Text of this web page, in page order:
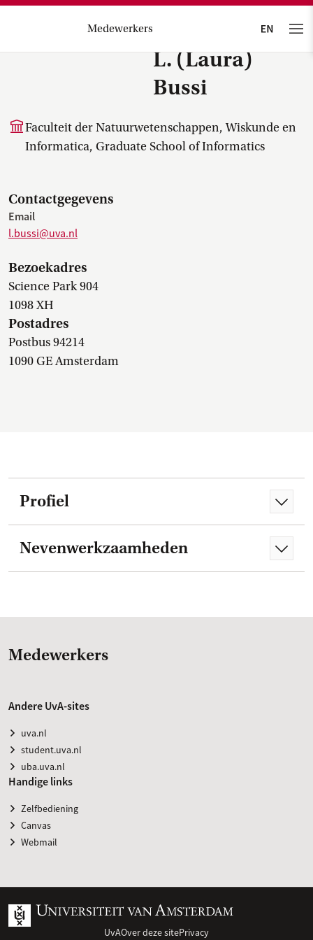
Medewerkers
L. (Laura)
Bussi
Faculteit der Natuurwetenschappen, Wiskunde en
Informatica, Graduate School of Informatics
Contactgegevens
Email
l.bussi@uva.nl
Bezoekadres
Science Park 904
1098 XH
Postadres
Postbus 94214
1090 GE Amsterdam
Profiel
Nevenwerkzaamheden
Medewerkers
Andere UvA-sites
uva.nl
student.uva.nl
uba.uva.nl
Handige links
Zelfbediening
Canvas
Webmail
UvAOver deze sitePrivacy